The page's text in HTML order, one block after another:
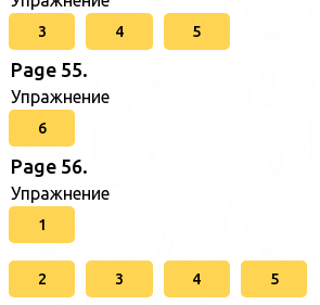
3 4 5
Page 55.
Упражнение
6
Page 56.
Упражнение
1
2 3 4 5